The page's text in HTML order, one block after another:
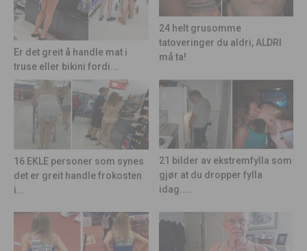
Er det greit å handle mat i
truse eller bikini fordi...
24 helt grusomme
tatoveringer du aldri, ALDRI
må ta!
16 EKLE personer som synes
det er greit handle frokosten
i...
21 bilder av ekstremfylla som
gjør at du dropper fylla
idag.....